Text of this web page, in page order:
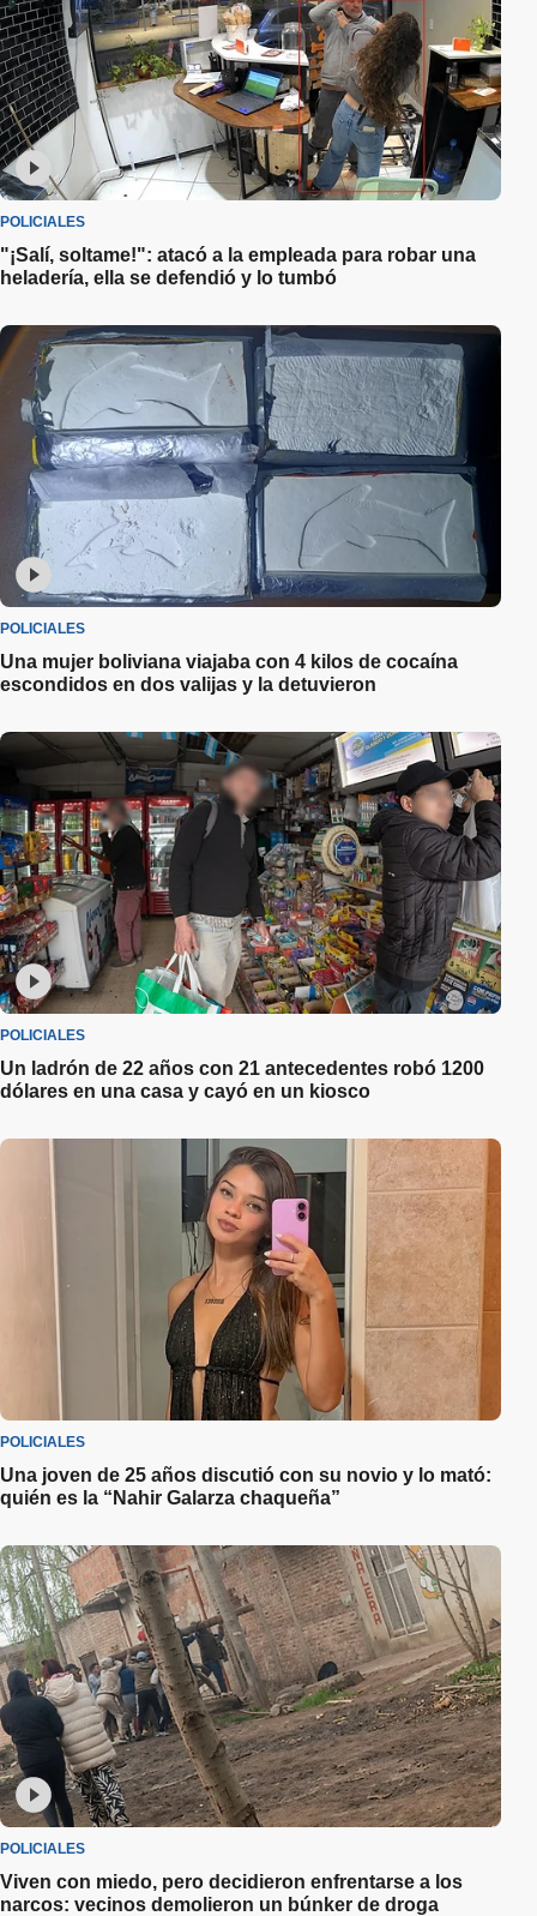
POLICIALES
"¡Salí, soltame!": atacó a la empleada para robar una
heladería, ella se defendió y lo tumbó
POLICIALES
Una mujer boliviana viajaba con 4 kilos de cocaína
escondidos en dos valijas y la detuvieron
POLICIALES
Un ladrón de 22 años con 21 antecedentes robó 1200
dólares en una casa y cayó en un kiosco
POLICIALES
Una joven de 25 años discutió con su novio y lo mató:
quién es la “Nahir Galarza chaqueña”
POLICIALES
Viven con miedo, pero decidieron enfrentarse a los
narcos: vecinos demolieron un búnker de droga